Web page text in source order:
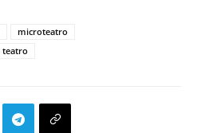
microteatro
teatro